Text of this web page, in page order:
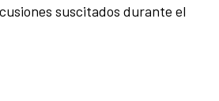
suscitados durante el